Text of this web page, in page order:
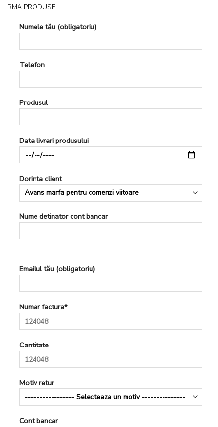
RMA PRODUSE
Numele tău (obligatoriu)
Telefon
Produsul
Data livrari produsului
Dorinta client
Nume detinator cont bancar
Emailul tău (obligatoriu)
Numar factura*
Cantitate
Motiv retur
Cont bancar